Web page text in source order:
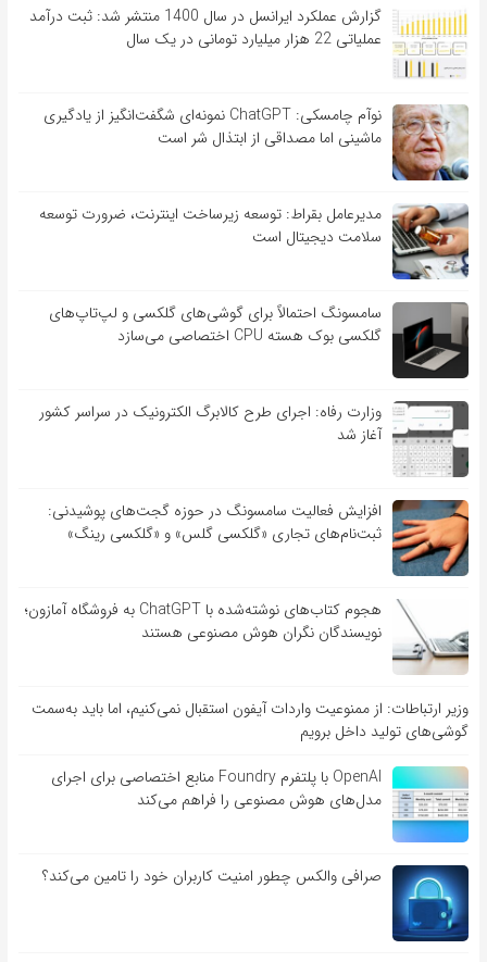
گزارش عملکرد ایرانسل در سال 1400 منتشر شد: ثبت درآمد
عملیاتی 22 هزار میلیارد تومانی در یک سال
نوآم چامسکی: ChatGPT نمونه‌ای شگفت‌انگیز از یادگیری
ماشینی اما مصداقی از ابتذال شر است
مدیرعامل بقراط: توسعه زیرساخت اینترنت، ضرورت توسعه
سلامت دیجیتال است
سامسونگ احتمالاً برای گوشی‌های گلکسی و لپ‌تاپ‌های
گلکسی بوک هسته CPU اختصاصی می‌سازد
وزارت رفاه: اجرای طرح کالابرگ الکترونیک در سراسر کشور
آغاز شد
افزایش فعالیت سامسونگ در حوزه گجت‌های پوشیدنی:
ثبت‌نام‌های تجاری «گلکسی گلس» و «گلکسی رینگ»
هجوم کتاب‌های نوشته‌شده با ChatGPT به فروشگاه آمازون؛
نویسندگان نگران هوش مصنوعی هستند
وزیر ارتباطات: از ممنوعیت واردات آیفون استقبال نمی‌کنیم، اما باید به‌سمت
گوشی‌های تولید داخل برویم
OpenAI با پلتفرم Foundry منابع اختصاصی برای اجرای
مدل‌های هوش مصنوعی را فراهم می‌کند
صرافی والکس چطور امنیت کاربران خود را تامین می‌کند؟